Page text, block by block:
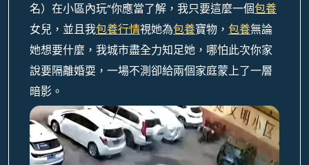
名）在小區內玩“你應當了解，我只要這麼一個包養
女兒，並且我包養行情視她為包養寶物， 包養無論
她想要什麼，我城市盡全力知足她，哪怕此次你家
說要隔離婚耍，一場不測卻給兩個家庭蒙上了一層
暗影。